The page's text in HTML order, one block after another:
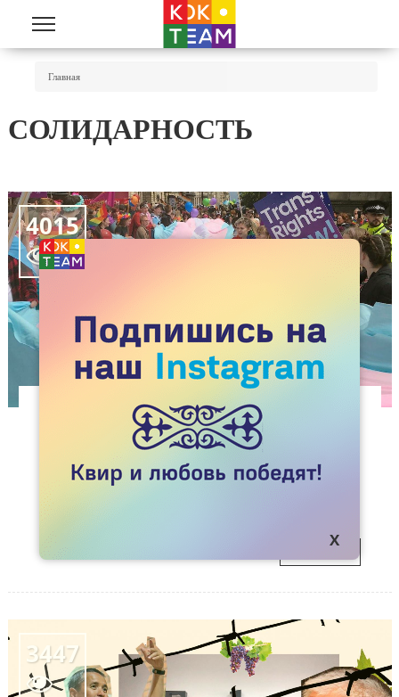
Перейти к основному содержанию
Главная
СОЛИДАРНОСТЬ
4015

ТЕЛО ПРОТИВ ПРАВИЛ
09
Какая польза геям, лесбиянкам и
3447
